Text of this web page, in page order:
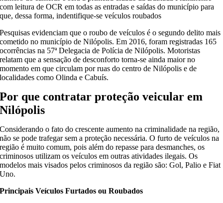
com leitura de OCR em todas as entradas e saídas do município para
que, dessa forma, indentifique-se veículos roubados
Pesquisas evidenciam que o roubo de veículos é o segundo delito mais
cometido no município de Nilópolis. Em 2016, foram registradas 165
ocorrências na 57ª Delegacia de Polícia de Nilópolis. Motoristas
relatam que a sensação de desconforto torna-se ainda maior no
momento em que circulam por ruas do centro de Nilópolis e de
localidades como Olinda e Cabuís.
Por que contratar proteção veicular em
Nilópolis
Considerando o fato do crescente aumento na criminalidade na região,
não se pode trafegar sem a proteção necessária. O furto de veículos na
região é muito comum, pois além do repasse para desmanches, os
criminosos utilizam os veículos em outras atividades ilegais. Os
modelos mais visados pelos criminosos da região são: Gol, Palio e Fiat
Uno.
Principais Veículos Furtados ou Roubados